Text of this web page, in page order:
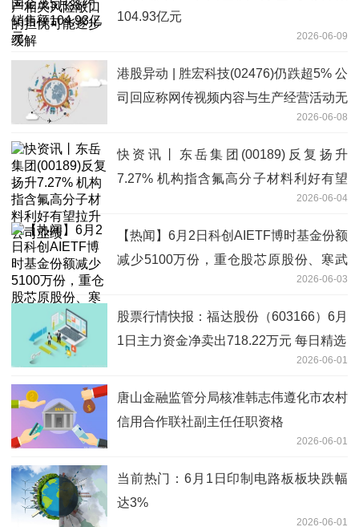
104.93亿元
2026-06-09
港股异动 | 胜宏科技(02476)仍跌超5% 公
司回应称网传视频内容与生产经营活动无
2026-06-08
快资讯丨东岳集团(00189)反复扬升
7.27% 机构指含氟高分子材料利好有望
2026-06-04
【热闻】6月2日科创AIETF博时基金份额
减少5100万份，重仓股芯原股份、寒武
2026-06-03
股票行情快报：福达股份（603166）6月
1日主力资金净卖出718.22万元 每日精选
2026-06-01
唐山金融监管分局核准韩志伟遵化市农村
信用合作联社副主任任职资格
2026-06-01
当前热门：6月1日印制电路板板块跌幅
达3%
2026-06-01